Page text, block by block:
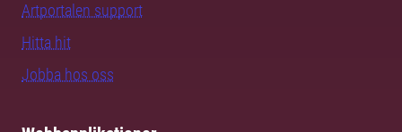
Artportalen support
Hitta hit
Jobba hos oss